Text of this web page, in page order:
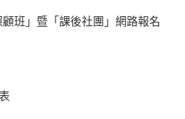
班」暨「課後社團」網路報名